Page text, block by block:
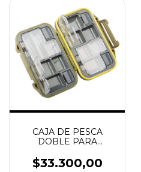
CAJA DE PESCA
DOBLE PARA
KUNNAN
$33.300,00